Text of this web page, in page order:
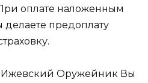
оплате наложенным
делаете предоплату
Ижевский Оружейник Вы